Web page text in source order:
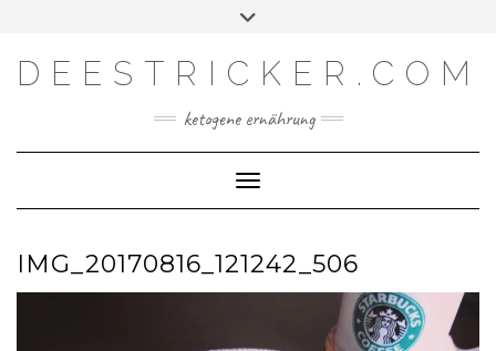
content
FacebookInstagram
DEESTRICKER.COM
ketogene ernährung
Toggle Navigation
IMG_20170816_121242_506